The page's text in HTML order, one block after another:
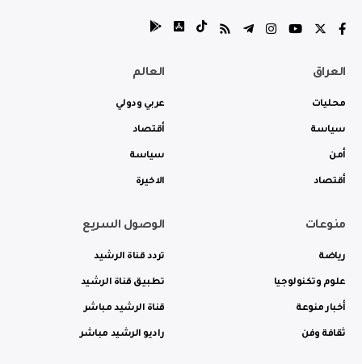
العراق
محليات
سياسة
أمن
أقتصاد
العالم
عربي ودولي
أقتصاد
سياسة
الاخيرة
منوعات
رياضة
علوم وتكنولوجيا
أخبار منوعة
ثقافة وفن
الوصول السريع
تردد قناة الرشيد
تطبيق قناة الرشيد
قناة الرشيد مباشر
راديو الرشيد مباشر